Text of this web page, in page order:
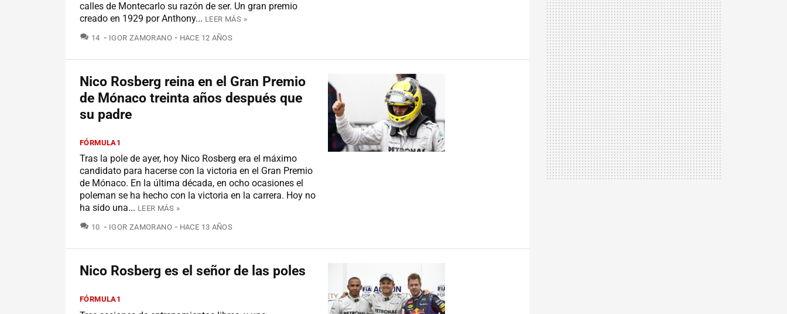
calles de Montecarlo su razón de ser. Un gran premio
creado en 1929 por Anthony... LEER MÁS »
14 COMENTARIOS
IGOR ZAMORANO HACE 12 AÑOS
Nico Rosberg reina en el Gran Premio
de Mónaco treinta años después que
su padre
FÓRMULA1
Tras la pole de ayer, hoy Nico Rosberg era el máximo
candidato para hacerse con la victoria en el Gran Premio
de Mónaco. En la última década, en ocho ocasiones el
poleman se ha hecho con la victoria en la carrera. Hoy no
ha sido una... LEER MÁS »
10 COMENTARIOS
IGOR ZAMORANO HACE 13 AÑOS
Nico Rosberg es el señor de las poles
FÓRMULA1